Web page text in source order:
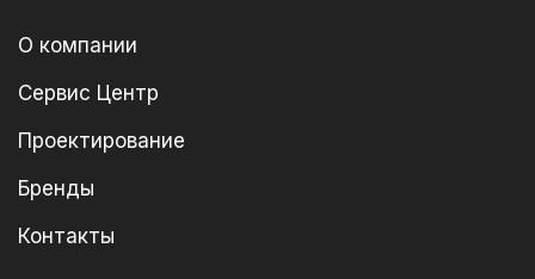
О компании
Сервис Центр
Проектирование
Бренды
Контакты